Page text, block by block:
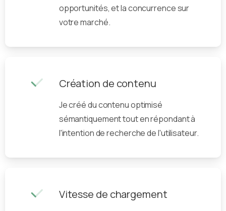
opportunités, et la concurrence sur
votre marché.
Création de contenu
Je créé du contenu optimisé
sémantiquement tout en répondant à
l'intention de recherche de l'utilisateur.
Vitesse de chargement